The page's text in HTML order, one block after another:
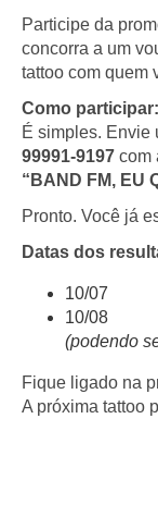
Participe da
concorra a um
tattoo com quem
Como participar:
É simples. Envie
99991-9197 com
“BAND FM, EU
Pronto. Você já
Datas dos
10/07
10/08
(podendo
Fique ligado na
A próxima tattoo